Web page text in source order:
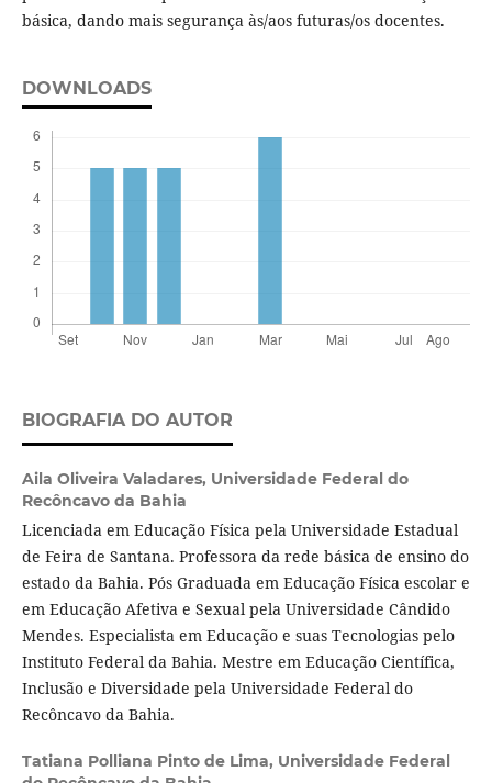
básica, dando mais segurança às/aos futuras/os docentes.
DOWNLOADS
BIOGRAFIA DO AUTOR
Aila Oliveira Valadares, Universidade Federal do
Recôncavo da Bahia
Licenciada em Educação Física pela Universidade Estadual
de Feira de Santana. Professora da rede básica de ensino do
estado da Bahia. Pós Graduada em Educação Física escolar e
em Educação Afetiva e Sexual pela Universidade Cândido
Mendes. Especialista em Educação e suas Tecnologias pelo
Instituto Federal da Bahia. Mestre em Educação Científica,
Inclusão e Diversidade pela Universidade Federal do
Recôncavo da Bahia.
Tatiana Polliana Pinto de Lima, Universidade Federal